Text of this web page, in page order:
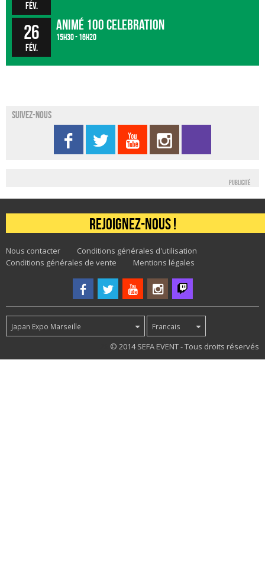
fév.
26
fév.
Animé 100 Celebration
15h30 - 16h20
Suivez-nous
Publicité
Rejoignez-nous !
Nous contacter
Conditions générales d'utilisation
Conditions générales de vente
Mentions légales
Japan Expo Marseille Francais
© 2014 SEFA EVENT - Tous droits réservés